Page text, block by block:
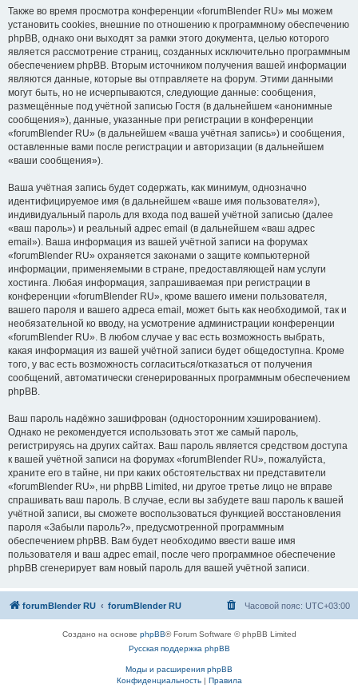
Также во время просмотра конференции «forumBlender RU» мы можем
установить cookies, внешние по отношению к программному обеспечению
phpBB, однако они выходят за рамки этого документа, целью которого
является рассмотрение страниц, созданных исключительно программным
обеспечением phpBB. Вторым источником получения вашей информации
являются данные, которые вы отправляете на форум. Этими данными
могут быть, но не исчерпываются, следующие данные: сообщения,
размещённые под учётной записью Гостя (в дальнейшем «анонимные
сообщения»), данные, указанные при регистрации в конференции
«forumBlender RU» (в дальнейшем «ваша учётная запись») и сообщения,
оставленные вами после регистрации и авторизации (в дальнейшем
«ваши сообщения»).
Ваша учётная запись будет содержать, как минимум, однозначно
идентифицируемое имя (в дальнейшем «ваше имя пользователя»),
индивидуальный пароль для входа под вашей учётной записью (далее
«ваш пароль») и реальный адрес email (в дальнейшем «ваш адрес
email»). Ваша информация из вашей учётной записи на форумах
«forumBlender RU» охраняется законами о защите компьютерной
информации, применяемыми в стране, предоставляющей нам услуги
хостинга. Любая информация, запрашиваемая при регистрации в
конференции «forumBlender RU», кроме вашего имени пользователя,
вашего пароля и вашего адреса email, может быть как необходимой, так и
необязательной ко вводу, на усмотрение администрации конференции
«forumBlender RU». В любом случае у вас есть возможность выбрать,
какая информация из вашей учётной записи будет общедоступна. Кроме
того, у вас есть возможность согласиться/отказаться от получения
сообщений, автоматически сгенерированных программным обеспечением
phpBB.
Ваш пароль надёжно зашифрован (односторонним хэшированием).
Однако не рекомендуется использовать этот же самый пароль,
регистрируясь на других сайтах. Ваш пароль является средством доступа
к вашей учётной записи на форумах «forumBlender RU», пожалуйста,
храните его в тайне, ни при каких обстоятельствах ни представители
«forumBlender RU», ни phpBB Limited, ни другое третье лицо не вправе
спрашивать ваш пароль. В случае, если вы забудете ваш пароль к вашей
учётной записи, вы сможете воспользоваться функцией восстановления
пароля «Забыли пароль?», предусмотренной программным
обеспечением phpBB. Вам будет необходимо ввести ваше имя
пользователя и ваш адрес email, после чего программное обеспечение
phpBB сгенерирует вам новый пароль для вашей учётной записи.
forumBlender RU forumBlender RU Часовой пояс: UTC+03:00
Создано на основе phpBB® Forum Software © phpBB Limited
Русская поддержка phpBB
Моды и расширения phpBB
Конфиденциальность| Правила